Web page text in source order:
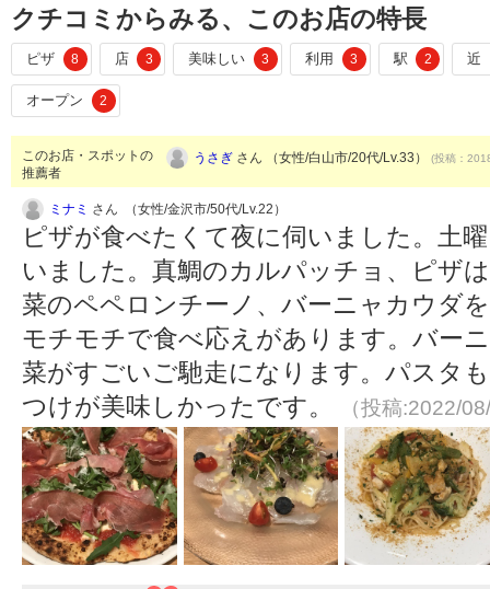
クチコミからみる、このお店の特長
ピザ 8 店 3 美味しい 3 利用 3 駅 2 近
オープン 2
このお店・スポットの
推薦者
うさぎ さん （女性/白山市/20代/Lv.33） (投稿：
ミナミ さん （女性/金沢市/50代/Lv.22）
ピザが食べたくて夜に伺いました。土
いました。真鯛のカルパッチョ、ピザ
菜のペペロンチーノ、バーニャカウダ
モチモチで食べ応えがあります。バー
菜がすごいご馳走になります。パスタ
つけが美味しかったです。
（投稿:2022/